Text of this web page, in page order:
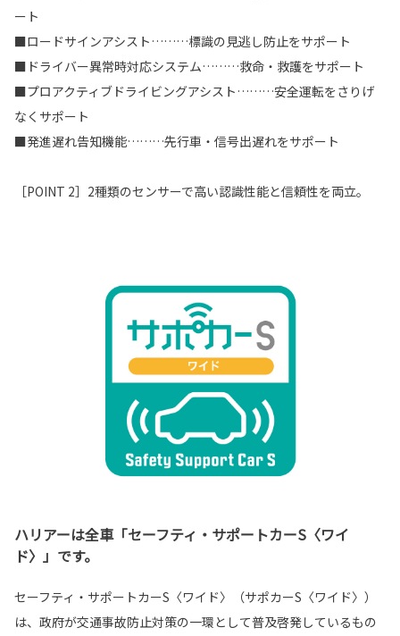
ート
■ロードサインアシスト………標識の見逃し防止をサポート
■ドライバー異常時対応システム………救命・救護をサポート
■プロアクティブドライビングアシスト………安全運転をさりげ
なくサポート
■発進遅れ告知機能………先行車・信号出遅れをサポート
［POINT 2］2種類のセンサーで高い認識性能と信頼性を両立。
ハリアーは全車「セーフティ・サポートカーS〈ワイ
ド〉」です。
セーフティ・サポートカーS〈ワイド〉（サポカーS〈ワイド〉）
は、政府が交通事故防止対策の一環として普及啓発しているもの